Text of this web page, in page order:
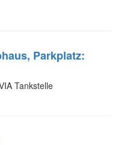
Parkplatz:
Tankstelle